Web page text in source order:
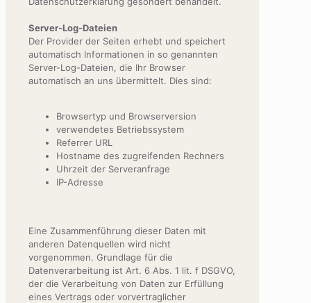
Server-Log-Dateien
Der Provider der Seiten erhebt und speichert
automatisch Informationen in so genannten
Server-Log-Dateien, die Ihr Browser
automatisch an uns übermittelt. Dies sind:
Browsertyp und Browserversion
verwendetes Betriebssystem
Referrer URL
Hostname des zugreifenden Rechners
Uhrzeit der Serveranfrage
IP-Adresse
Eine Zusammenführung dieser Daten mit
anderen Datenquellen wird nicht
vorgenommen. Grundlage für die
Datenverarbeitung ist Art. 6 Abs. 1 lit. f DSGVO,
der die Verarbeitung von Daten zur Erfüllung
eines Vertrags oder vorvertraglicher